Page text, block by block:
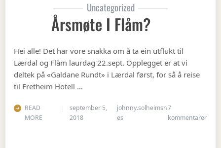
Uncategorized
Årsmøte I Flåm?
Hei alle! Det har vore snakka om å ta ein utflukt til
Lærdal og Flåm laurdag 22.sept. Opplegget er at vi
deltek på «Galdane Rundt» i Lærdal først, for så å reise
til Fretheim Hotell …
READ
MORE
september 5,
2018
johnny.solheimsn
es
7
kommentarertil